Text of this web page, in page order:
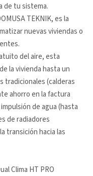
de tu sistema.
TEKNIK, es la
nuevas viviendas o
del aire, esta
la vivienda hasta un
tradicionales (calderas
ahorro en la factura
de agua (hasta
de radiadores
transición hacia las
Clima HT PRO